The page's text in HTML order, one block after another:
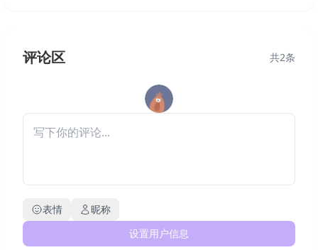
评论区 共2条
表情
昵称
设置用户信息